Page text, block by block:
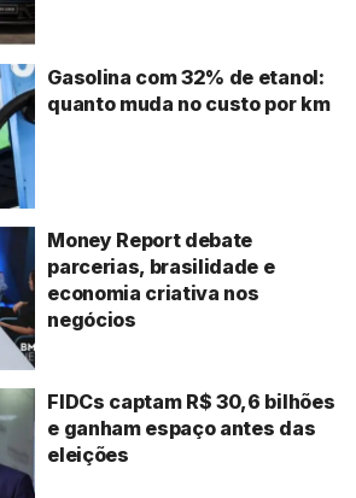
Gasolina com 32% de etanol:
quanto muda no custo por km
Money Report debate
parcerias, brasilidade e
economia criativa nos
negócios
FIDCs captam R$ 30,6 bilhões
e ganham espaço antes das
eleições